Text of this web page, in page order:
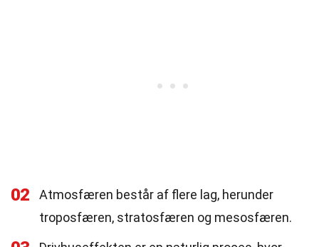
02
Atmosfæren består af flere lag, herunder
troposfæren, stratosfæren og mesosfæren.